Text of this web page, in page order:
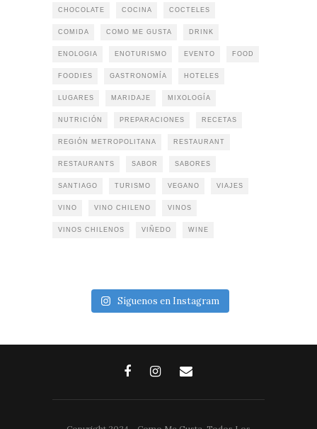
CHOCOLATE COCINA COCTELES
COMIDA COMO ME GUSTA DRINK
ENOLOGIA ENOTURISMO EVENTO FOOD
FOODIES GASTRONOMÍA HOTELES
LUGARES MARIDAJE MIXOLOGÍA
NUTRICIÓN PREPARACIONES RECETAS
REGIÓN METROPOLITANA RESTAURANT
RESTAURANTS SABOR SABORES
SANTIAGO TURISMO VEGANO VIAJES
VINO VINO CHILENO VINOS
VINOS CHILENOS VIÑEDO WINE
Síguenos en Instagram